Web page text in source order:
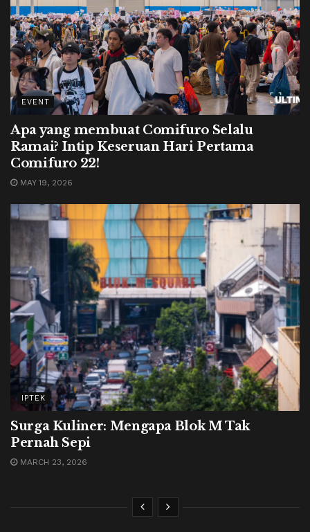
EVENT
Apa yang membuat Comifuro Selalu
Ramai? Intip Keseruan Hari Pertama
Comifuro 22!
MAY 19, 2026
IPTEK
Surga Kuliner: Mengapa Blok M Tak
Pernah Sepi
MARCH 23, 2026